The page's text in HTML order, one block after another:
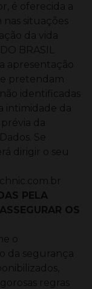
é oferecida a
situações
da vida
BRASIL
apresentação
pretendam
identificadas
intimidade da
da
Se
dirigir o seu
PELA
OS
o
da segurança
regras